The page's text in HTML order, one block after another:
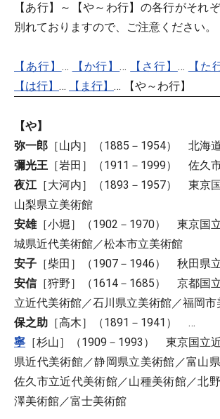
【あ行】～【や～わ行】の各行がそれ
別れておりますので、ご注意ください。
【あ行】 … 【か行】… 【さ行】 … 【た
【は行】 … 【ま行】 … 【や～わ行】
【や】
弥一郎 ［山内］（1885－1954） 北海
彌光王 ［岩田］（1911－1999） 佐久
夜江［大河内］（1893－1957） 東京
山梨県立美術館
安雄［小堀］（1902－1970） 東京国
城県近代美術館／松本市立美術館
安子 ［柴田］（1907－1946） 秋田県
安信［狩野］（1614－1685） 京都国
立近代美術館／石川県立美術館／福岡市
保之助 ［高木］（1891－1941） …
寧 ［杉山］（1909－1993） 東京国立
県近代美術館／静岡県立美術館／富山
佐久市立近代美術館／山種美術館／北
澤美術館／富士美術館